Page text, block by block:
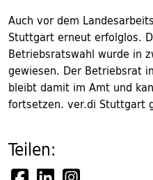
Auch vor dem
Stuttgart erneut erfolglos.
Betriebsratswahl wurde in
gewiesen. Der Betriebsrat
bleibt damit im Amt und
fortsetzen. ver.di Stuttgart
Teilen: